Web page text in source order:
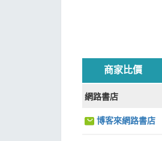
商家比價
網路書店
博客來網路書店